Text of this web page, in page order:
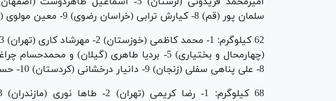
سلمان پور (قم) 8- کیارش ترابی (خراسان رضوی) 9- معین مولوی (خراسان جنوبی) 10- محمدرضا باقری (زنجان)
8- علی پناهی سفلی (زنجان) 9- دانیار درخشانی (کردستان) 10- حسن حسنی (هرمزگان)